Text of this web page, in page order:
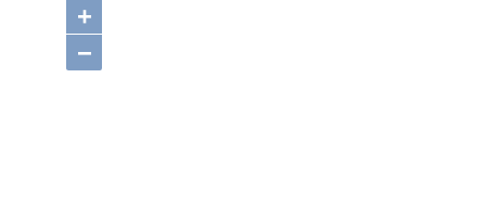
+
−